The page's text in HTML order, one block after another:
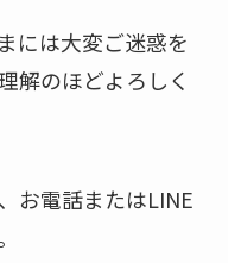
には大変ご迷惑を
解のほどよろしく
お電話またはLINE